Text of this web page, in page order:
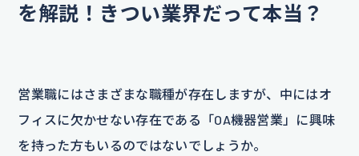
を解説！きつい業界だって本当？
営業職にはさまざまな職種が存在しますが、中にはオ
フィスに欠かせない存在である「OA機器営業」に興味
を持った方もいるのではないでしょうか。